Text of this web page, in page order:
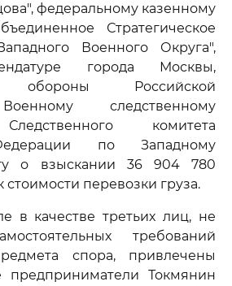
федеральному казенному
Стратегическое
Военного Округа",
города Москвы,
обороны Российской
следственному
комитета
по Западному
о взыскании 36 904 780
стоимости перевозки груза.
в качестве третьих лиц, не
требований
спора, привлечены
предприниматели Токмянин